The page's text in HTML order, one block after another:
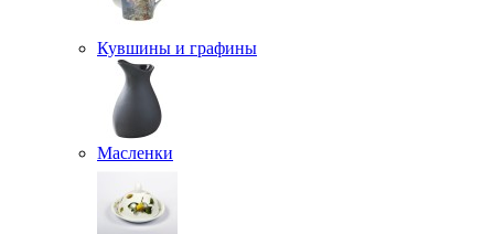
Кувшины и графины
Масленки